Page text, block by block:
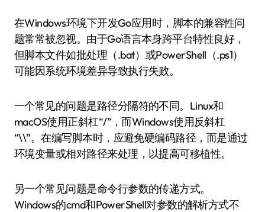
在Windows环境下开发Go应用时，脚本的兼容性问
题常常被忽视。由于Go语言本身跨平台特性良好，
但脚本文件如批处理（.bat）或PowerShell（.ps1）
可能因系统环境差异导致执行失败。
一个常见的问题是路径分隔符的不同。Linux和
macOS使用正斜杠“/”，而Windows使用反斜杠
“\\”。在编写脚本时，应避免硬编码路径，而是通过
环境变量或相对路径来处理，以提高可移植性。
另一个常见问题是命令行参数的传递方式。
Windows的cmd和PowerShell对参数的解析方式不